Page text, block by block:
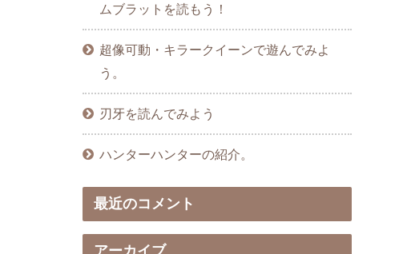
ムブラットを読もう！
超像可動・キラークイーンで遊んでみよ
う。
刃牙を読んでみよう
ハンターハンターの紹介。
最近のコメント
アーカイブ